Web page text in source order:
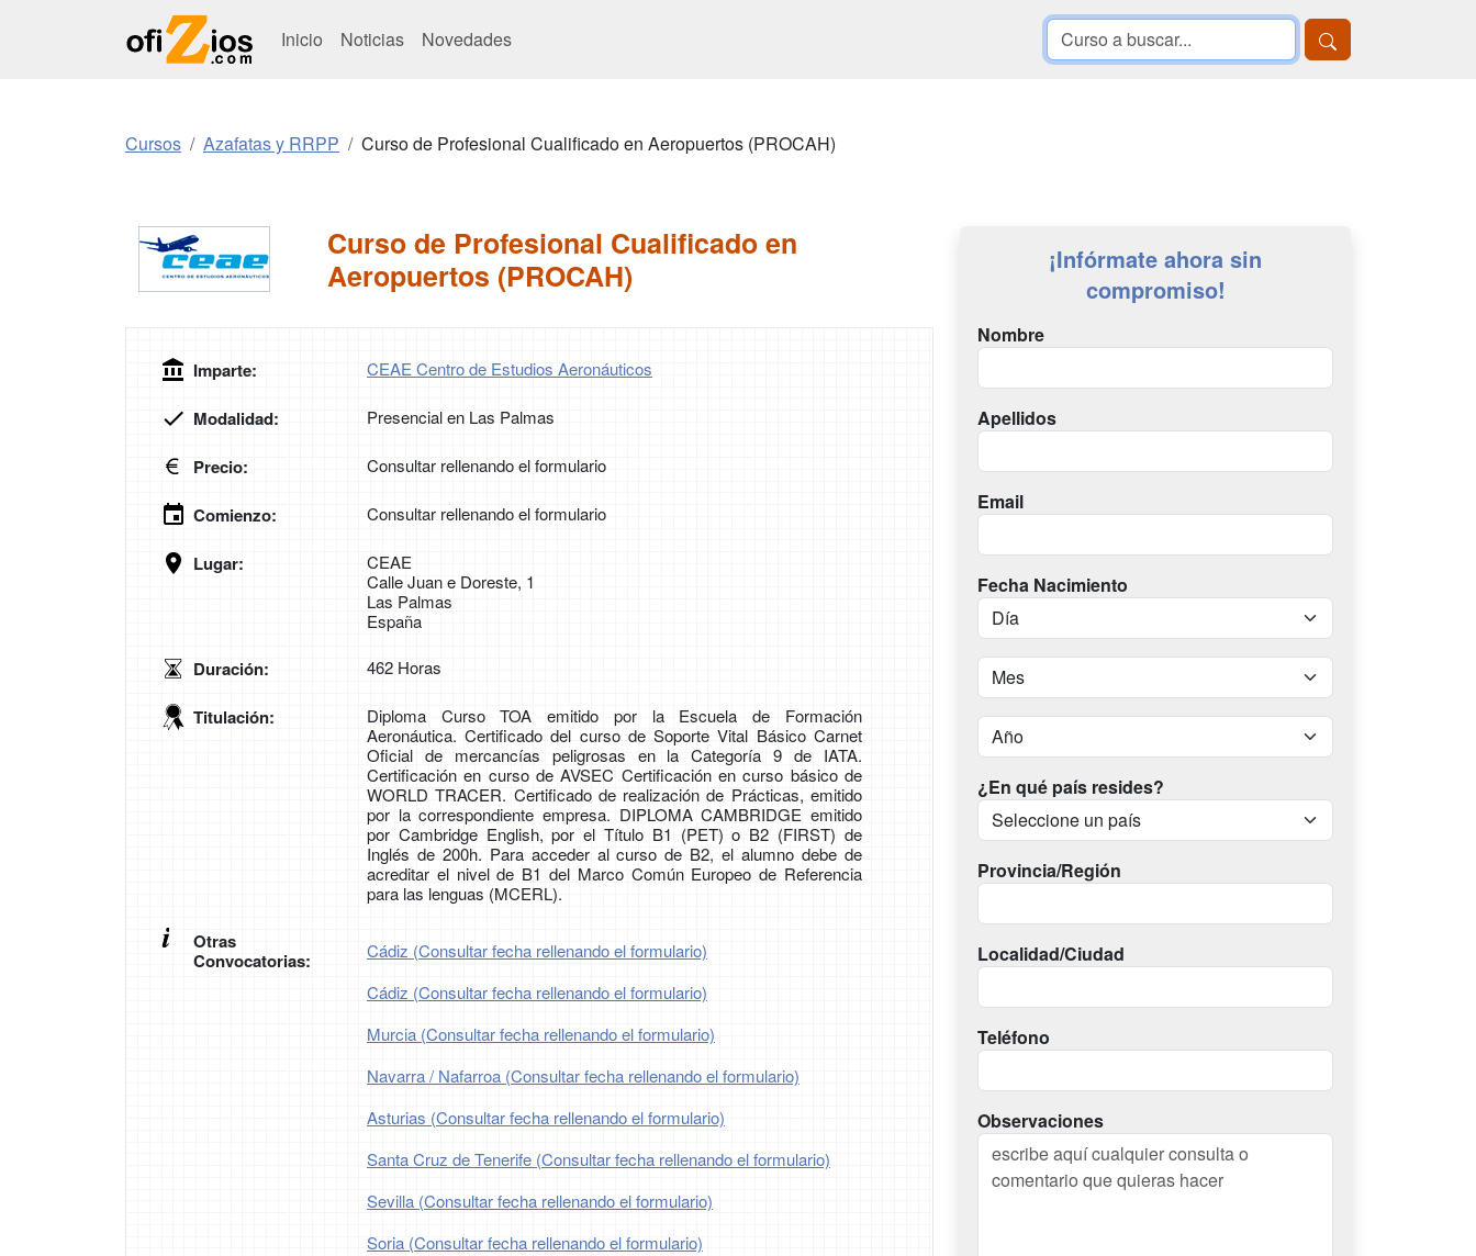
Inicio Noticias Novedades
Cursos Azafatas y RRPP Curso de Profesional Cualificado en Aeropuertos (PROCAH)
Curso de Profesional Cualificado en
Aeropuertos (PROCAH)
Imparte: CEAE Centro de Estudios Aeronáuticos
Modalidad: Presencial en Las Palmas
Precio: Consultar rellenando el formulario
Comienzo: Consultar rellenando el formulario
Lugar:
CEAE
Calle Juan e Doreste, 1
Las Palmas
España
Duración: 462 Horas
Titulación:
Diploma Curso TOA emitido por la Escuela de Formación
Aeronáutica. Certificado del curso de Soporte Vital Básico Carnet
Oficial de mercancías peligrosas en la Categoría 9 de IATA.
Certificación en curso de AVSEC Certificación en curso básico de
WORLD TRACER. Certificado de realización de Prácticas, emitido
por la correspondiente empresa. DIPLOMA CAMBRIDGE emitido
por Cambridge English, por el Título B1 (PET) o B2 (FIRST) de
Inglés de 200h. Para acceder al curso de B2, el alumno debe de
acreditar el nivel de B1 del Marco Común Europeo de Referencia
para las lenguas (MCERL).
Otras
Convocatorias:
Cádiz (Consultar fecha rellenando el formulario)
Cádiz (Consultar fecha rellenando el formulario)
Murcia (Consultar fecha rellenando el formulario)
Navarra / Nafarroa (Consultar fecha rellenando el formulario)
Asturias (Consultar fecha rellenando el formulario)
Santa Cruz de Tenerife (Consultar fecha rellenando el formulario)
Sevilla (Consultar fecha rellenando el formulario)
Soria (Consultar fecha rellenando el formulario)
¡Infórmate ahora sin
compromiso!
Nombre
Apellidos
Email
Fecha Nacimiento
¿En qué país resides?
Provincia/Región
Localidad/Ciudad
Teléfono
Observaciones